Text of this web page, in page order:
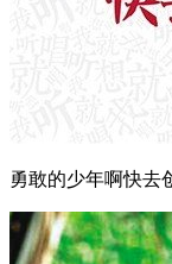
勇敢的少年啊快去